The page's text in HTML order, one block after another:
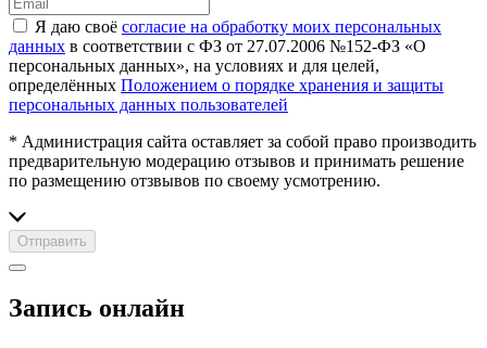
Я даю своё согласие на обработку моих персональных
данных в соответствии с ФЗ от 27.07.2006 №152-ФЗ «О
персональных данных», на условиях и для целей,
определённых Положением о порядке хранения и защиты
персональных данных пользователей
* Администрация сайта оставляет за собой право производить
предварительную модерацию отзывов и принимать решение
по размещению отзвывов по своему усмотрению.
Отправить
Запись онлайн